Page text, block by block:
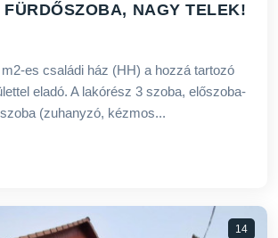
NAGY TELEK!
es családi ház (HH) a hozzá tartozó
eladó. A lakórész 3 szoba, előszoba-
(zuhanyzó, kézmos...
14